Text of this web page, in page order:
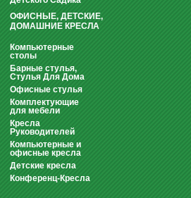
ОФИСНЫЕ, ДЕТСКИЕ,
ДОМАШНИЕ КРЕСЛА
Компьютерные
столы
Барные стулья,
Стулья Для Дома
Офисные стулья
Комплектующие
для мебели
Кресла
Руководителей
Компьютерные и
офисные кресла
Детские кресла
Конференц-Кресла